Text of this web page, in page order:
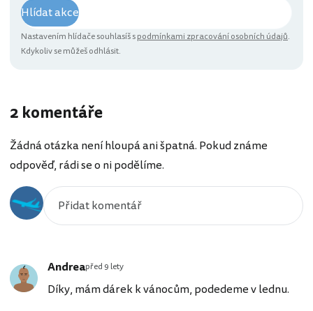
Hlídat akce
Nastavením hlídače souhlasíš spodmínkami zpracování osobních údajů.
Kdykoliv se můžeš odhlásit.
2 komentáře
Žádná otázka není hloupá ani špatná. Pokud známe
odpověď, rádi se o ni podělíme.
Andreapřed 9 lety
Díky, mám dárek k vánocům, podedeme v lednu.